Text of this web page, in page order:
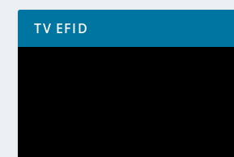
TV EFID